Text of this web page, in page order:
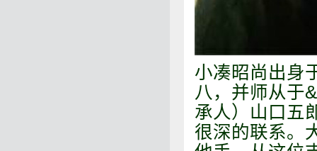
小凑昭尚出身
八，并师从于
承人）山口五
很深的联系。